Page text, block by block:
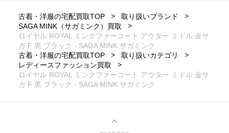
古着・洋服の宅配買取TOP
取り扱いブランド
SAGA MINK（サガミンク）買取
ロイヤル ROYAL ミンクファーコート アウター ミドル 金サ
ガ F 黒 ブラック - SAGA MINK サガミンク
古着・洋服の宅配買取TOP
取り扱いカテゴリ
レディースファッション買取
ロイヤル ROYAL ミンクファーコート アウター ミドル 金サ
ガ F 黒 ブラック - SAGA MINK サガミンク